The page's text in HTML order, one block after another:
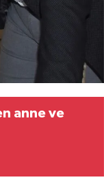
anne ve